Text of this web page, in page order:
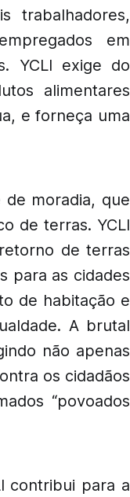
trabalhadores,
em
YCLI exige do
alimentares
e forneça uma
de moradia, que
de terras. YCLI
de terras
para as cidades
de habitação e
A brutal
não apenas
os cidadãos
“povoados
contribui para a